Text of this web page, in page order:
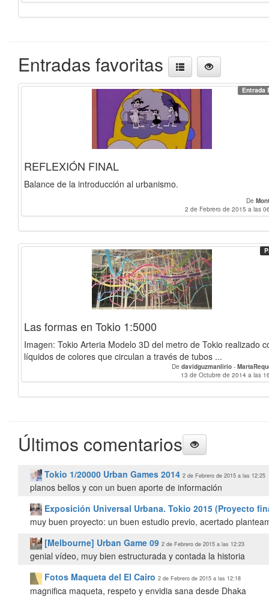
Entradas favoritas
Entrada
REFLEXIÓN FINAL
Balance de la introducción al urbanismo.
De
2 de Febrero de 2015 a las
Las formas en Tokio 1:5000
Imagen: Tokio Arteria Modelo 3D del metro de Tokio realizado
líquidos de colores que circulan a través de tubos ...
De davidguzmanlirio -
13 de Octubre de 2014 a las
Últimos comentarios
Tokio 1/20000 Urban Games 2014 2 de Febrero de 2015 a las 12:25
planos bellos y con un buen aporte de información
Exposición Universal Urbana. Tokio 2015 (Proyecto
muy buen proyecto: un buen estudio previo, acertado
[Melbourne] Urban Game 09 2 de Febrero de 2015 a las 12:23
genial vídeo, muy bien estructurada y contada la historia
Fotos Maqueta del El Cairo 2 de Febrero de 2015 a las 12:18
magnifica maqueta, respeto y envidia sana desde Dhaka